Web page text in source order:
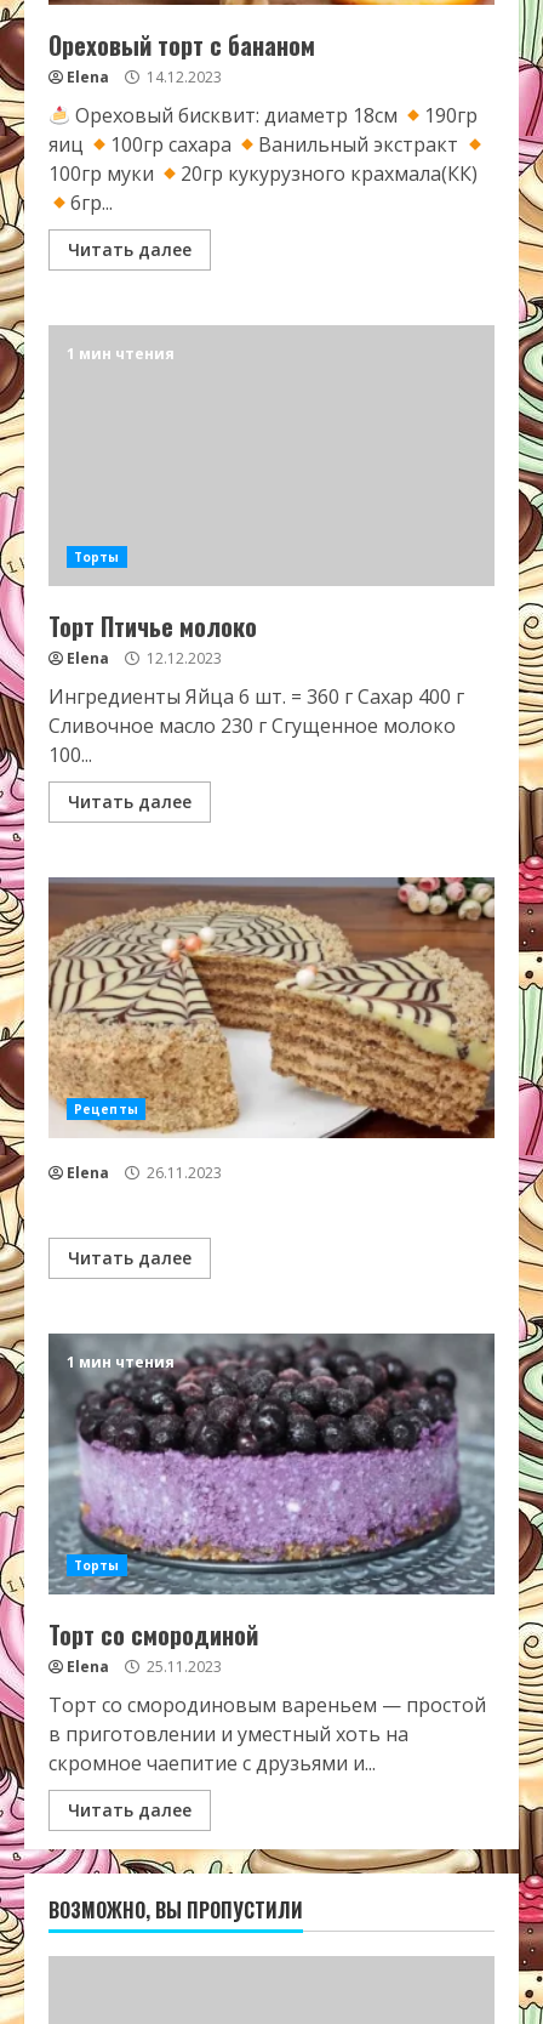
Ореховый торт с бананом
Elena 14.12.2023
Ореховый бисквит: диаметр 18см
190гр
яиц
100гр сахара
Ванильный экстракт
100гр муки
20гр кукурузного крахмала(КК)
6гр...
Читать далее
1 мин чтения
Торты
Торт Птичье молоко
Elena 12.12.2023
Ингредиенты Яйца 6 шт. = 360 г Сахар 400 г
Сливочное масло 230 г Сгущенное молоко
100...
Читать далее
Рецепты
Elena 26.11.2023
Читать далее
1 мин чтения
Торты
Торт со смородиной
Elena 25.11.2023
Торт со смородиновым вареньем — простой
в приготовлении и уместный хоть на
скромное чаепитие с друзьями и...
Читать далее
ВОЗМОЖНО, ВЫ ПРОПУСТИЛИ